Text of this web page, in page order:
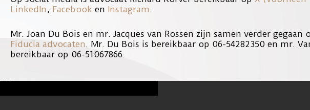
LinkedIn , Facebook en Instagram .
Mr. Joan Du Bois en mr. Jacques van Rossen zijn samen verder gegaan
Fiducia advocaten . Mr. Du Bois is bereikbaar op 06-54282350 en mr.
bereikbaar op 06-51067866.